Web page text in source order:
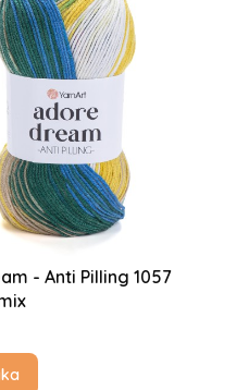
- Anti Pilling 1057